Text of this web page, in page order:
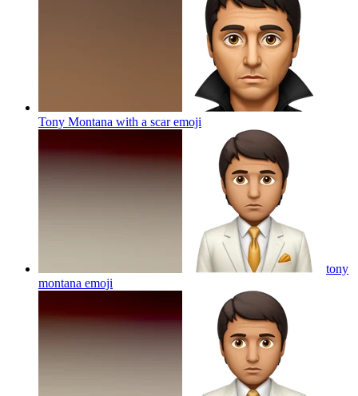
Tony Montana with a scaremoji
tony
montana emoji